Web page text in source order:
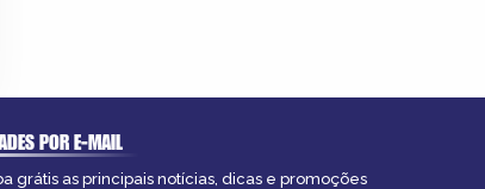
POR E-MAIL
grátis as principais notícias, dicas e promoções